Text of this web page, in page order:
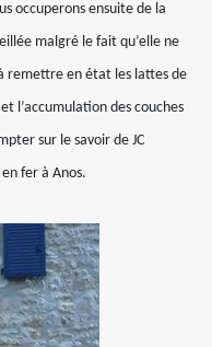
occuperons ensuite de la
malgré le fait qu’elle ne
remettre en état les lattes de
l’accumulation des couches
sur le savoir de JC
fer à Anos.